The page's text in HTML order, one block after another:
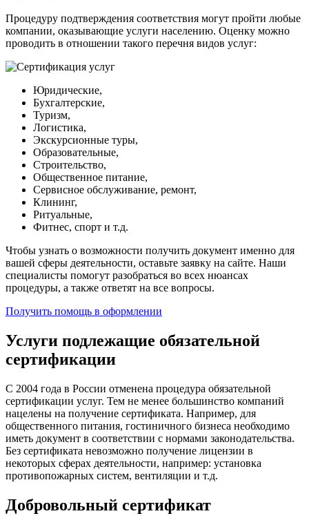
Процедуру подтверждения соответствия могут пройти любые
компании, оказывающие услуги населению. Оценку можно
проводить в отношении такого перечня видов услуг:
Юридические,
Бухгалтерские,
Туризм,
Логистика,
Экскурсионные туры,
Образовательные,
Строительство,
Общественное питание,
Сервисное обслуживание, ремонт,
Клининг,
Ритуальные,
Фитнес, спорт и т.д.
Чтобы узнать о возможности получить документ именно для
вашей сферы деятельности, оставьте заявку на сайте. Наши
специалисты помогут разобраться во всех нюансах
процедуры, а также ответят на все вопросы.
Получить помощь в оформлении
Услуги подлежащие обязательной
сертификации
С 2004 года в России отменена процедура обязательной
сертификации услуг. Тем не менее большинство компаний
нацелены на получение сертификата. Например, для
общественного питания, гостиничного бизнеса необходимо
иметь документ в соответствии с нормами законодательства.
Без сертификата невозможно получение лицензии в
некоторых сферах деятельности, например: установка
противопожарных систем, вентиляции и т.д.
Добровольный сертификат